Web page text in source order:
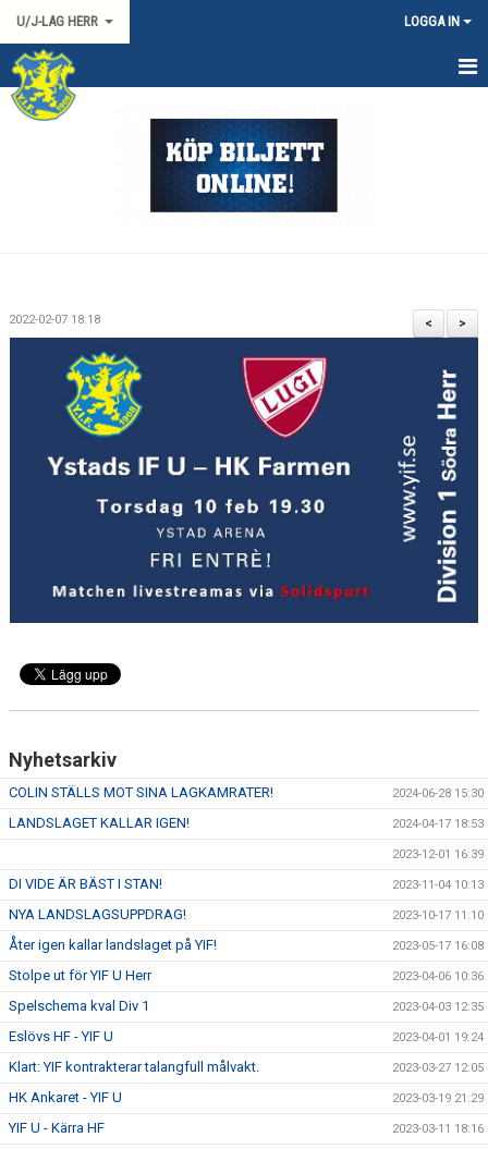
U/J-LAG HERR LOGGA IN
HEM
HERR 2 SYD
>
<
2022-02-07 18:18
Nyhetsarkiv
COLIN STÄLLS MOT SINA LAGKAMRATER! 2024-06-28 15:30
LANDSLAGET KALLAR IGEN! 2024-04-17 18:53
2023-12-01 16:39
DI VIDE ÄR BÄST I STAN! 2023-11-04 10:13
NYA LANDSLAGSUPPDRAG! 2023-10-17 11:10
Åter igen kallar landslaget på YIF! 2023-05-17 16:08
Stolpe ut för YIF U Herr 2023-04-06 10:36
Spelschema kval Div 1 2023-04-03 12:35
Eslövs HF - YIF U 2023-04-01 19:24
Klart: YIF kontrakterar talangfull målvakt. 2023-03-27 12:05
HK Ankaret - YIF U 2023-03-19 21:29
YIF U - Kärra HF 2023-03-11 18:16